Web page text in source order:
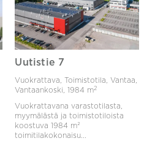
Uutistie 7
Vuokrattava, Toimistotila, Vantaa,
Vantaankoski,1984 m2
Vuokrattavana varastotilasta,
myymälästä ja toimistotiloista
koostuva 1984 m²
toimitilakokonaisu...